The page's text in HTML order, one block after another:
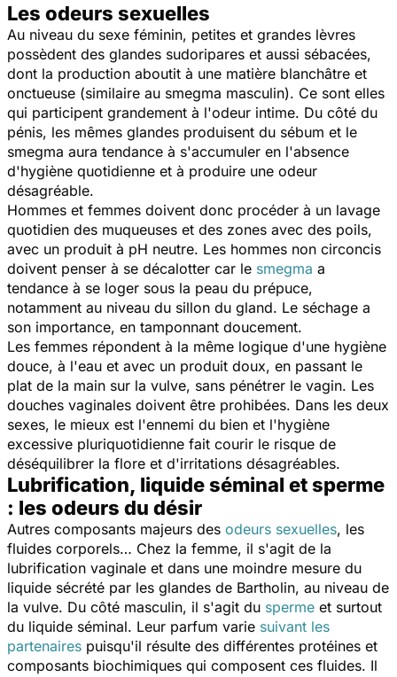
Les odeurs sexuelles
Au niveau du sexe féminin, petites et grandes lèvres
possèdent des glandes sudoripares et aussi sébacées,
dont la production aboutit à une matière blanchâtre et
onctueuse (similaire au smegma masculin). Ce sont elles
qui participent grandement à l'odeur intime. Du côté du
pénis, les mêmes glandes produisent du sébum et le
smegma aura tendance à s'accumuler en l'absence
d'hygiène quotidienne et à produire une odeur
désagréable.
Hommes et femmes doivent donc procéder à un lavage
quotidien des muqueuses et des zones avec des poils,
avec un produit à pH neutre. Les hommes non circoncis
doivent penser à se décalotter car le smegma a
tendance à se loger sous la peau du prépuce,
notamment au niveau du sillon du gland. Le séchage a
son importance, en tamponnant doucement.
Les femmes répondent à la même logique d'une hygiène
douce, à l'eau et avec un produit doux, en passant le
plat de la main sur la vulve, sans pénétrer le vagin. Les
douches vaginales doivent être prohibées. Dans les deux
sexes, le mieux est l'ennemi du bien et l'hygiène
excessive pluriquotidienne fait courir le risque de
déséquilibrer la flore et d'irritations désagréables.
Lubrification, liquide séminal et sperme
: les odeurs du désir
Autres composants majeurs des odeurs sexuelles, les
fluides corporels… Chez la femme, il s'agit de la
lubrification vaginale et dans une moindre mesure du
liquide sécrété par les glandes de Bartholin, au niveau de
la vulve. Du côté masculin, il s'agit du sperme et surtout
du liquide séminal. Leur parfum varie suivant les
partenaires puisqu'il résulte des différentes protéines et
composants biochimiques qui composent ces fluides. Il